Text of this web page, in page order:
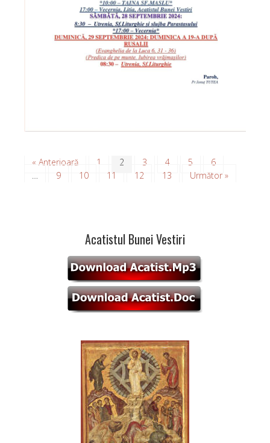
« Anterioară 1 2 3 4 5
6
…
9 10 11 12 13 Următor »
Acatistul Bunei Vestiri